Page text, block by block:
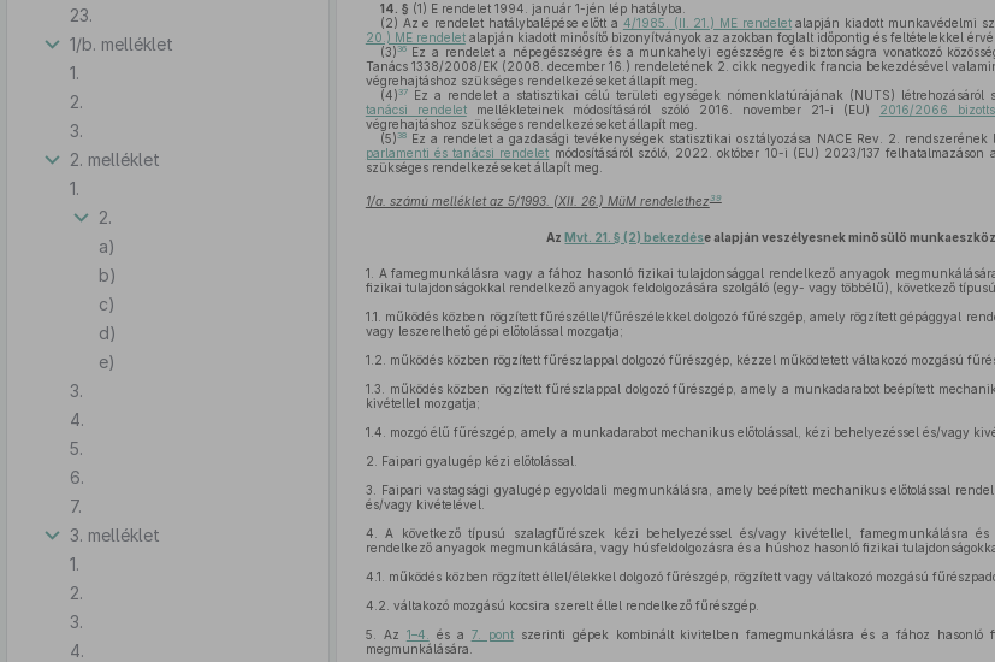
23.
1/b. melléklet
1.
2.
3.
2. melléklet
1.
2.
a)
b)
c)
d)
e)
3.
4.
5.
6.
7.
3. melléklet
1.
2.
3.
4.
14. § (1) E rendelet 1994. január 1-jén lép hatályba.
(2) Az e rendelet hatálybalépése előtt a 4/1985. (II. 21.) ME rendeletalapján kiadott munkavédelmi
20.) ME rendeletalapján kiadott minősítő bizonyítványok az azokban foglalt időpontig és feltételekkel
(3) 36Ez a rendelet a népegészségre és a munkahelyi egészségre és biztonságra vonatkozó
Tanács 1338/2008/EK (2008. december 16.) rendeletének 2. cikk negyedik francia bekezdésével
végrehajtáshoz szükséges rendelkezéseket állapít meg.
(4) 37Ez a rendelet a statisztikai célú területi egységek nómenklatúrájának (NUTS) létrehozásáról
tanácsi rendeletmellékleteinek módosításáról szóló 2016. november 21-i (EU) 2016/2066
végrehajtáshoz szükséges rendelkezéseket állapít meg.
(5) 38Ez a rendelet a gazdasági tevékenységek statisztikai osztályozása NACE Rev. 2. rendszerének
parlamenti és tanácsi rendelet módosításáról szóló, 2022. október 10-i (EU) 2023/137 felhatalmazáson
szükséges rendelkezéseket állapít meg.
1/a. számú melléklet az 5/1993. (XII. 26.) MüM rendelethez 39
AzMvt. 21. § (2) bekezdése alapján veszélyesnek minősülő
1.
A famegmunkálásra vagy a fához hasonló fizikai tulajdonsággal rendelkező anyagok
fizikai tulajdonságokkal rendelkező anyagok feldolgozására szolgáló (egy- vagy többélű), következő
1.1.
működés közben rögzített fűrészéllel/fűrészélekkel dolgozó fűrészgép, amely rögzített gépággyal
vagy leszerelhető gépi előtolással mozgatja;
1.2.
működés közben rögzített fűrészlappal dolgozó fűrészgép, kézzel működtetett váltakozó mozgású
1.3.
működés közben rögzített fűrészlappal dolgozó fűrészgép, amely a munkadarabot beépített
kivétellel mozgatja;
1.4.
mozgó élű fűrészgép, amely a munkadarabot mechanikus előtolással, kézi behelyezéssel és/vagy
2.
Faipari gyalugép kézi előtolással.
3.
Faipari vastagsági gyalugép egyoldali megmunkálásra, amely beépített mechanikus előtolással
és/vagy kivételével.
4.
A következő típusú szalagfűrészek kézi behelyezéssel és/vagy kivétellel, famegmunkálásra
rendelkező anyagok megmunkálására, vagy húsfeldolgozásra és a húshoz hasonló fizikai
4.1.
működés közben rögzített éllel/élekkel dolgozó fűrészgép, rögzített vagy váltakozó mozgású
4.2. váltakozó mozgású kocsira szerelt éllel rendelkező fűrészgép.
5.
Az 1–4. és a 7. pontszerinti gépek kombinált kivitelben famegmunkálásra és a fához hasonló
megmunkálására.